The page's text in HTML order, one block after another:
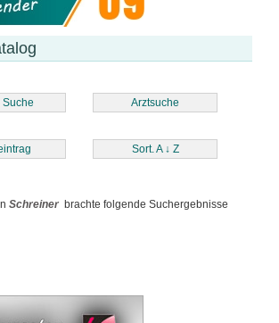
Suche Arztsuche
Sort. A ↓ Z
Schreinerbrachte folgende Suchergebnisse